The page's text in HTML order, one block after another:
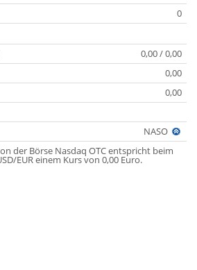
0
0,00 / 0,00
0,00
0,00
NASO
der Börse Nasdaq OTC entspricht beim
EUR einem Kurs von 0,00 Euro.